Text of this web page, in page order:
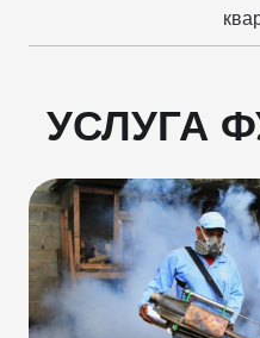
УСЛУГА